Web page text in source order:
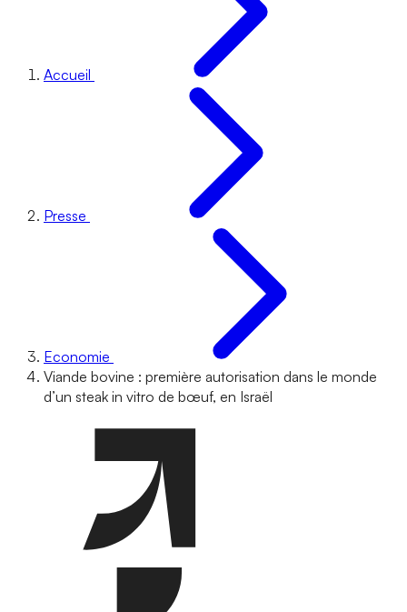
Accueil
Presse
Economie
Viande bovine : première autorisation dans le monde
d’un steak in vitro de bœuf, en Israël